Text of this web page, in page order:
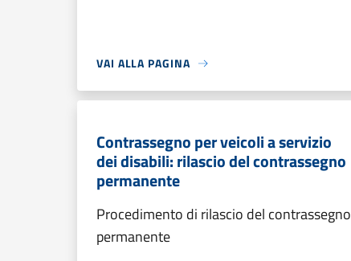
VAI ALLA PAGINA
Contrassegno per veicoli a servizio
dei disabili: rilascio del contrassegno
permanente
Procedimento di rilascio del contrassegno
permanente